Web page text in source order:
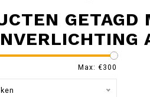
GETAGD
Max: €300